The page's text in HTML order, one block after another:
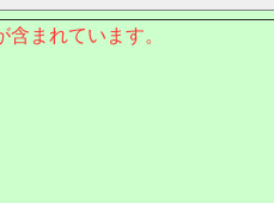
まれています。